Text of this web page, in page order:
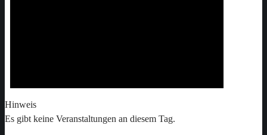
Hinweis
Es gibt keine Veranstaltungen an diesem Tag.